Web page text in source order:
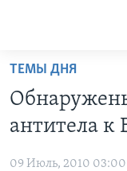
Перейти
основной
контент
ГЛАВНОЕ
ПРОГРАММЫ
ТЕМЫ ДНЯ
антитела к
09 Июль, 2010 03:00